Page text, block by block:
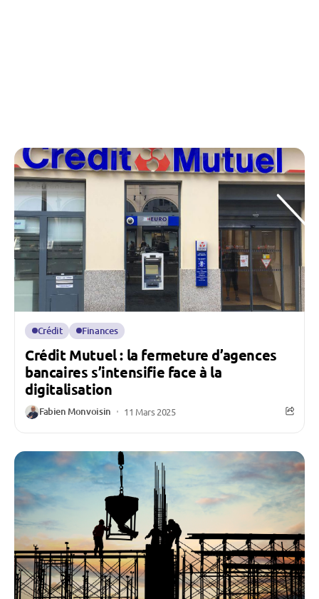
Crédit Finances
Crédit Mutuel : la fermeture d’agences
bancaires s’intensifie face à la
digitalisation
Fabien Monvoisin 11 Mars 2025